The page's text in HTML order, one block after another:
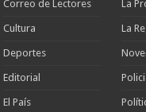
Correo de Lectores
Cultura
Deportes
Editorial
El País
La
La